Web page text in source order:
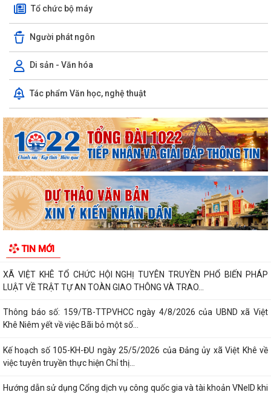
Tổ chức bộ máy
Người phát ngôn
Di sản - Văn hóa
Tác phẩm Văn học, nghệ thuật
TIN MỚI
phố Hải Phòng Ban hành Quy chế quản lý,...
ĐOÀN KHẢO SÁT BAN KINH TẾ - NGÂN SÁCH HĐND XÃ KHẢO SÁT
THỰC TRẠNG HỆ THỐNG THỦY LỢI NỘI ĐỒNG
Kế hoạch rà soát, xác định lại mức độ khuyết tật cho các đối tượng
người khuyết tật đang hưởng trợ...
UBND xã Việt Khê tổ chức Hội nghị triển khai Chiến dịch 90 ngày khám
sức khỏe toàn dân kết hợp với...
trên Nền tảng “Bình dân học...
XÃ VIỆT KHÊ TỔ CHỨC HỘI NGHỊ TUYÊN TRUYỀN PHỔ BIẾN PHÁP
LUẬT VỀ TRẬT TỰ AN TOÀN GIAO THÔNG VÀ TRAO...
Thông báo số: 159/TB-TTPVHCC ngày 4/8/2026 của UBND xã Việt
Khê Niêm yết về việc Bãi bỏ một số...
Kế hoạch số 105-KH-ĐU ngày 25/5/2026 của Đảng ủy xã Việt Khê về
việc tuyên truyền thực hiện Chỉ thị...
Hướng dẫn sử dụng Cổng dịch vụ công quốc gia và tài khoản VNeID khi